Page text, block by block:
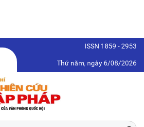
ISSN 1859 - 2953
Thứ năm, ngày 6/08/2026